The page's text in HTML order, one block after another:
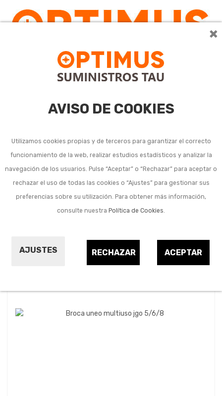
×
AVISO DE COOKIES
Utilizamos cookies propias y de terceros para garantizar el correcto
funcionamiento de la web, realizar estudios estadísticos y analizar la
navegación de los usuarios. Pulse “Aceptar” o “Rechazar” para aceptar o
rechazar el uso de todas las cookies o “Ajustes” para gestionar sus
preferencias sobre su utilización. Para obtener más información,
consulte nuestra Política de Cookies.
AJUSTES ACEPTAR
RECHAZAR
Brocas SDS con
enganche SDS PLUS,
SDS MAX, ...
Ordenar por: 24